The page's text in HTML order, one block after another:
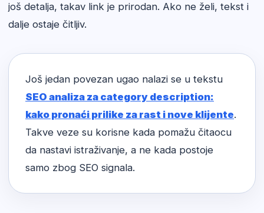
još detalja, takav link je prirodan. Ako ne želi, tekst i
dalje ostaje čitljiv.
Još jedan povezan ugao nalazi se u tekstu
SEO analiza za category description:
kako pronaći prilike za rast i nove klijente.
Takve veze su korisne kada pomažu čitaocu
da nastavi istraživanje, a ne kada postoje
samo zbog SEO signala.